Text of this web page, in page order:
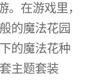
在游戏里，
的魔法花园
的魔法花种
主题套装